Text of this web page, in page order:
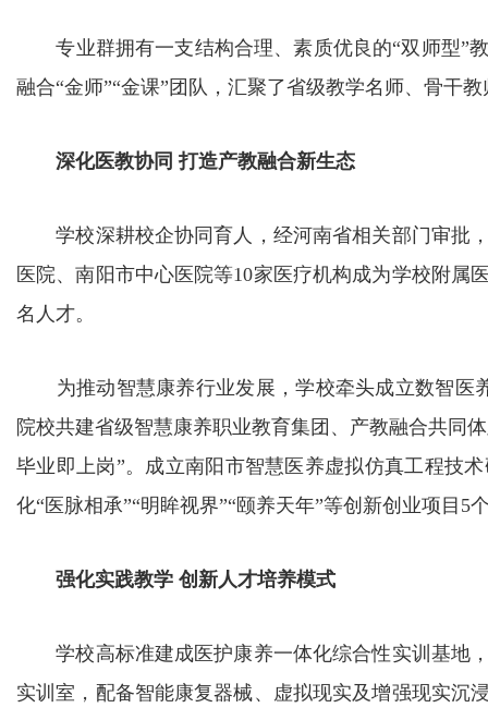
专业群拥有一支结构合理、素质优良的“双师型”
融合“金师”“金课”团队，汇聚了省级教学名师、骨干
深化医教协同 打造产教融合新生态
学校深耕校企协同育人，经河南省相关部门审批
医院、南阳市中心医院等10家医疗机构成为学校附
名人才。
为推动智慧康养行业发展，学校牵头成立数智医
院校共建省级智慧康养职业教育集团、产教融合共同
毕业即上岗”。成立南阳市智慧医养虚拟仿真工程技
化“医脉相承”“明眸视界”“颐养天年”等创新创业项目
强化实践教学 创新人才培养模式
学校高标准建成医护康养一体化综合性实训基地
实训室，配备智能康复器械、虚拟现实及增强现实沉